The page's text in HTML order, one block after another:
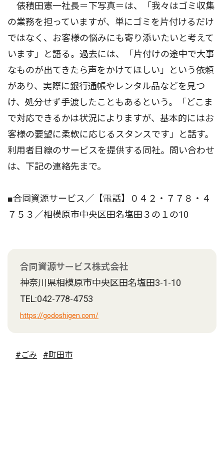
俵積田憲一社長＝下写真＝は、「我々はゴミ収集
の業務を担っていますが、単にゴミを片付けるだけ
ではなく、お客様の悩みにも寄り添いたいと考えて
います」と語る。過去には、「片付けの途中で大事
なものが出てきたら声をかけてほしい」という依頼
があり、実際に銀行通帳やレンタル品などを見つ
け、処分せず手渡したこともあるという。「どこま
で対応できるかは状況によりますが、基本的にはお
客様の要望に柔軟に応じるスタンスです」と話す。
利用者目線のサービスを提供する同社。問い合わせ
は、下記の連絡先まで。
■合同資源サービス／【電話】０４２・７７８・４
７５３／相模原市中央区田名塩田３の１の10
合同資源サービス株式会社
神奈川県相模原市中央区田名塩田3-1-10
TEL:042-778-4753
https://godoshigen.com/
#ごみ #町田市